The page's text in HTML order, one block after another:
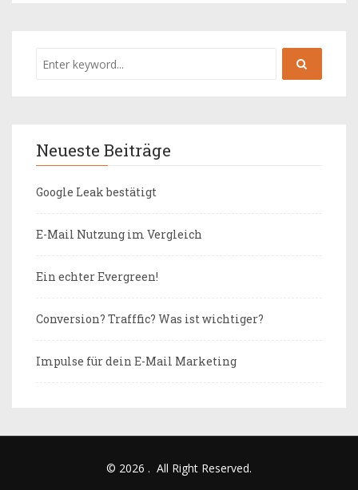
Neueste Beiträge
Google Leak bestätigt
E-Mail Nutzung im Vergleich
Ein echter Evergreen!
Conversion? Trafffic? Was ist wichtiger?
Impulse für dein E-Mail Marketing
© 2026 . All Right Reserved.